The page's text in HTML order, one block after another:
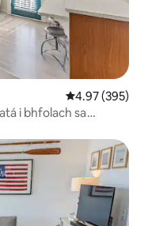
Meánrátáil
4.97 (395)
i bhfolach sa